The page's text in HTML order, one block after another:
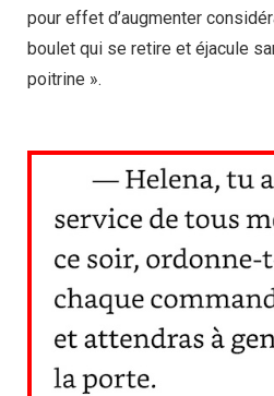
pour effet d’augmenter
boulet qui se retire et éjacule
poitrine ».